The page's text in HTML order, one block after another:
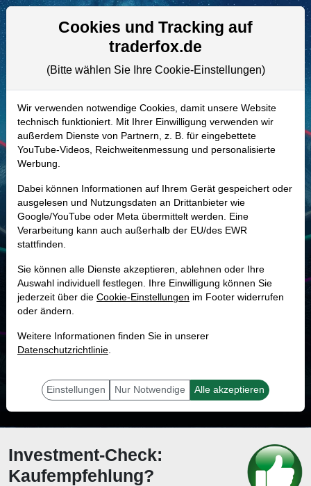
Aktien- und Artikelsuche
A3C9LA | FCFS–FirstCash
Holdings Aktie
Realtime-Aktienkurs:
- - -
-
Marktkapitalisierung 8,78 Mrd. USD
Unternehmenswert
Umsatz 3,66 Mrd. USD
90.4 %
mit dieser Aktie erfolgreich sein.
Investment-Check:
Kaufempfehlung?
Cookies und Tracking auf
traderfox.de
(Bitte wählen Sie Ihre Cookie-Einstellungen)
Wir verwenden notwendige Cookies, damit unsere Website
technisch funktioniert. Mit Ihrer Einwilligung verwenden wir
außerdem Dienste von Partnern, z. B. für eingebettete
YouTube-Videos, Reichweitenmessung und personalisierte
Werbung.
Dabei können Informationen auf Ihrem Gerät gespeichert oder
ausgelesen und Nutzungsdaten an Drittanbieter wie
Google/YouTube oder Meta übermittelt werden. Eine
Verarbeitung kann auch außerhalb der EU/des EWR
stattfinden.
Sie können alle Dienste akzeptieren, ablehnen oder Ihre
Auswahl individuell festlegen. Ihre Einwilligung können Sie
jederzeit über die Cookie-Einstellungen im Footer widerrufen
oder ändern.
Weitere Informationen finden Sie in unserer
Datenschutzrichtlinie.
Einstellungen Nur Notwendige Alle akzeptieren